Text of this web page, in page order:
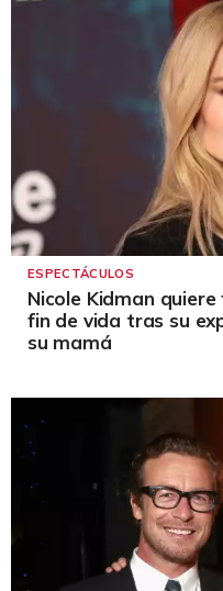
ESPECTÁCULOS
Nicole Kidman
fin de vida tras su
su mamá